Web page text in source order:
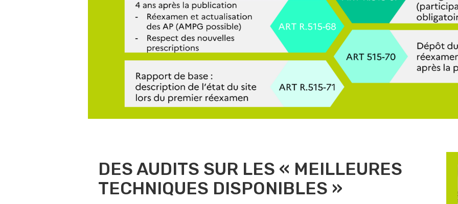
DES AUDITS SUR LES « MEILLEURES
TECHNIQUES DISPONIBLES »